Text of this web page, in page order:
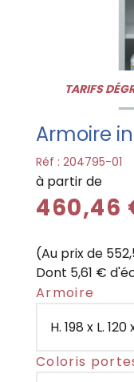
TARIFS
Armoire
Réf : 204795-01
à partir de
460,46
(Au prix de
Dont 5,61 €
Armoire
Coloris